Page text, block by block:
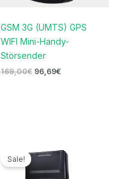
GSM 3G (UMTS) GPS
WIFI Mini-Handy-
Störsender
169,00€ 96,69€
Sale!